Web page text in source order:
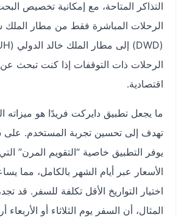
التذاكر المتاحة، مع إمكانية تخصيص البحث
الرحلات المباشرة فقط من مطار الملك
(DWD) إلى مطار الملك خالد الدولي (RUH) أو
الرحلات ذات التوقفات إذا كنت تبحث عن
اقتصادية.
ما يجعل تطبيق دايركت فريدًا هو ميزاته
تهدف إلى تحسين تجربة المستخدم. على سبيل
يوفر التطبيق خاصية “التقويم المرن” التي
الأسعار عبر أيام الشهر بالكامل، مما يساعدك
اختيار التواريخ الأقل تكلفة للسفر. قد تجد،
المثال، أن السفر يوم الثلاثاء أو الأربعاء أرخص